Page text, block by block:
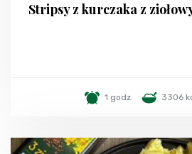
Stripsy z kurczaka z
1 godz. 3306